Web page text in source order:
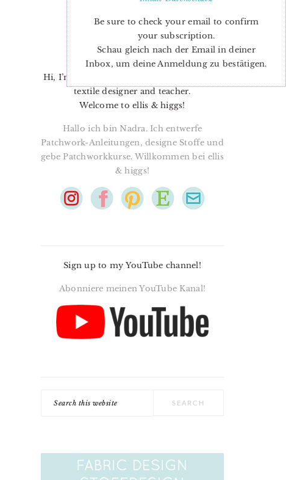
Hi, I’m Nadra. I’m a quilt pattern designer,
textile designer and teacher.
Welcome to ellis & higgs!
Hallo ich bin Nadra. Ich entwerfe
Patchwork-Anleitungen, designe Stoffe und
gebe Patchworkkurse. Willkommen bei ellis
& higgs!
Sign up to my YouTube channel!
Abonniere meinen YouTube Kanal!
Be sure to check your email to confirm
your subscription.
Schau gleich nach der Email in deiner
Inbox, um deine Anmeldung zu bestätigen.